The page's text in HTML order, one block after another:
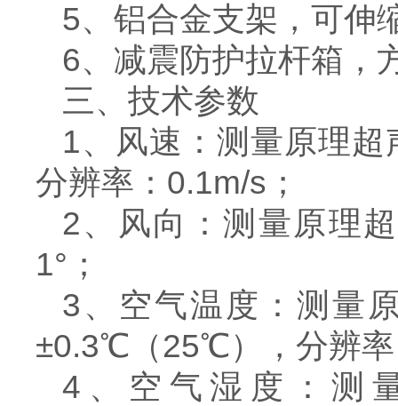
5、铝合金支架，可伸
6、减震防护拉杆箱，
三、技术参数
1、风速：测量原理
分辨率：0.1m/s；
2、风向：测量原理
1°；
3、空气温度：测量
±0.3℃（25℃），分辨
4、空气湿度：测